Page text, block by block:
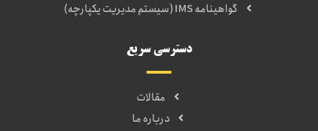
گواهینامه IMS (سیستم مدیریت یکپارچه)
دسترسی سریع
مقالات
درباره ما